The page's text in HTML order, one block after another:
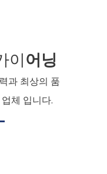
이어닝
과 최상의 품
체 입니다.